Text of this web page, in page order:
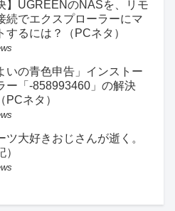
】UGREENのNASを、リモ
続でエクスプローラーにマ
するには？（PCネタ）
いの青色申告」インストー
ー「-858993460」の解決
PCネタ）
ツ大好きおじさんが逝く。
）